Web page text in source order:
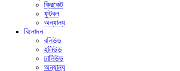
ক্রিকেট
ফুটবল
অন্যান্য
বিনোদন
বলিউড
হলিউড
ঢালিউড
অন্যান্য